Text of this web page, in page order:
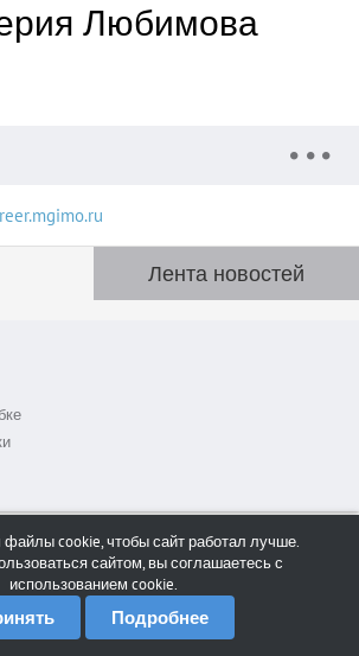
Любимова
Лента новостей
cookie, чтобы сайт работал лучше.
сайтом, вы соглашаетесь с
использованием cookie.
Подробнее